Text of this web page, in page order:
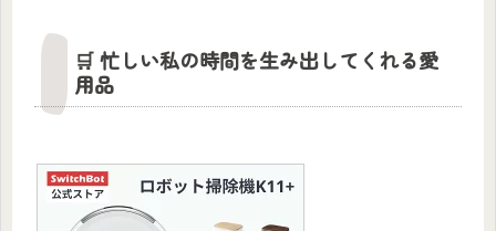
🛒 忙しい私の時間を生み出してくれる愛
用品